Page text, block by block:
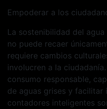
Empoderar a los
La sostenibilidad del
no puede recaer
requiere cambios
involucren a la
consumo responsable,
de aguas grises y facilitar
contadores inteligentes